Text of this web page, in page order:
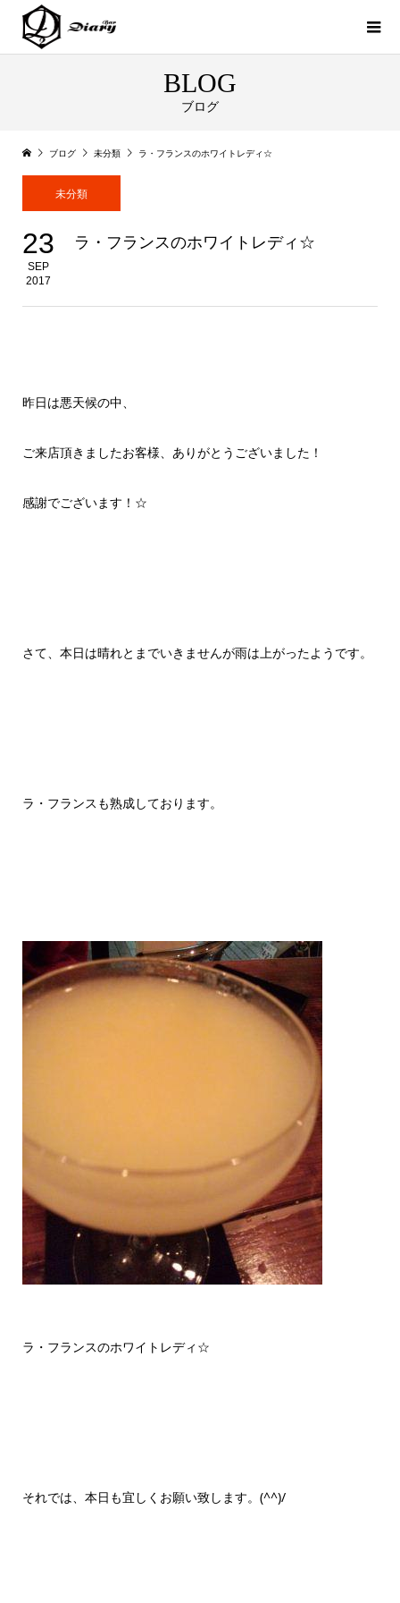
BLOG
ブログ
ブログ 未分類 ラ・フランスのホワイトレディ☆
未分類
23
SEP
2017
ラ・フランスのホワイトレディ☆
昨日は悪天候の中、
ご来店頂きましたお客様、ありがとうございました！
感謝でございます！☆
さて、本日は晴れとまでいきませんが雨は上がったようです。
ラ・フランスも熟成しております。
ラ・フランスのホワイトレディ☆
それでは、本日も宜しくお願い致します。(^^)/